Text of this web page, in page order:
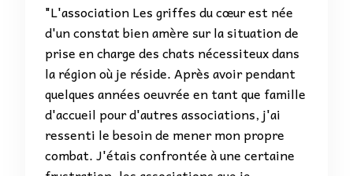
"L'association Les griffes du cœur est née
d'un constat bien amère sur la situation de
prise en charge des chats nécessiteux dans
la région où je réside. Après avoir pendant
quelques années oeuvrée en tant que famille
d'accueil pour d'autres associations, j'ai
ressenti le besoin de mener mon propre
combat. J'étais confrontée à une certaine